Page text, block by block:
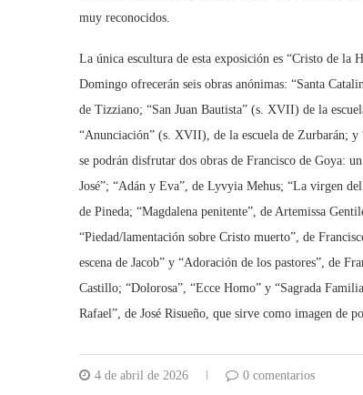
muy reconocidos.
La única escultura de esta exposición es “Cristo de
Domingo ofrecerán seis obras anónimas: “Santa
de Tizziano; “San Juan Bautista” (s. XVII) de la
“Anunciación” (s. XVII), de la escuela de Zurbarán; y
se podrán disfrutar dos obras de Francisco de Goya:
José”; “Adán y Eva”, de Lyvyia Mehus; “La virgen
de Pineda; “Magdalena penitente”, de Artemissa
“Piedad/lamentación sobre Cristo muerto”, de
escena de Jacob” y “Adoración de los pastores”, de
Castillo; “Dolorosa”, “Ecce Homo” y “Sagrada
Rafael”, de José Risueño, que sirve como imagen de
4 de abril de 2026 0 comentarios